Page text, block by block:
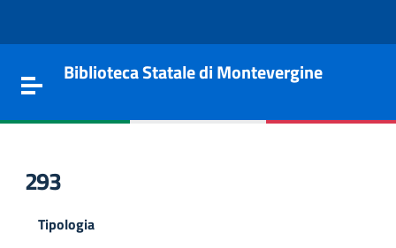
Toggle navigation
Biblioteca Statale di Montevergine
293
Tipologia